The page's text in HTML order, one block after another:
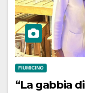
FIUMICINO
“La gabbia